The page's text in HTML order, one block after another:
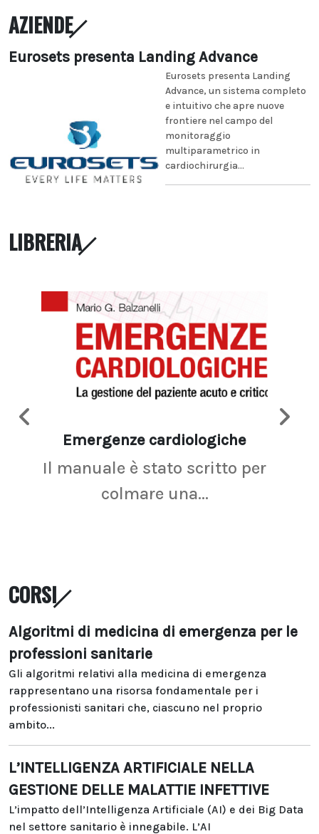
AZIENDE
Eurosets presenta Landing Advance
Eurosets presenta Landing
Advance, un sistema completo
e intuitivo che apre nuove
frontiere nel campo del
monitoraggio
multiparametrico in
cardiochirurgia...
LIBRERIA
Emergenze cardiologiche
Il manuale è stato scritto per
colmare una...
CORSI
Algoritmi di medicina di emergenza per le
professioni sanitarie
Gli algoritmi relativi alla medicina di emergenza
rappresentano una risorsa fondamentale per i
professionisti sanitari che, ciascuno nel proprio
ambito...
L’INTELLIGENZA ARTIFICIALE NELLA
GESTIONE DELLE MALATTIE INFETTIVE
L’impatto dell’Intelligenza Artificiale (AI) e dei Big Data
nel settore sanitario è innegabile. L’AI